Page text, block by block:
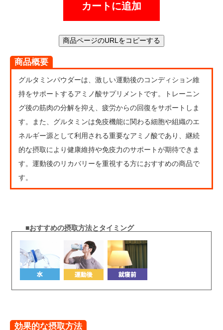
カートに追加
商品ページのURLをコピーする
商品概要
グルタミンパウダーは、激しい運動後のコンディション維
持をサポートするアミノ酸サプリメントです。トレーニン
グ後の筋肉の分解を抑え、疲労からの回復をサポートしま
す。また、グルタミンは免疫機能に関わる細胞や組織のエ
ネルギー源として利用される重要なアミノ酸であり、継続
的な摂取により健康維持や免疫力のサポートが期待できま
す。運動後のリカバリーを重視する方におすすめの商品で
す。
■おすすめの摂取方法とタイミング
効果的な摂取方法